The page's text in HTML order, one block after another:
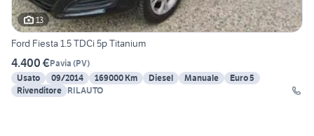
13
Ford Fiesta 1.5 TDCi 5p Titanium
4.400 €Pavia (PV)
Usato
09/2014 169000 Km Diesel Manuale
Euro 5
Rivenditore RILAUTO